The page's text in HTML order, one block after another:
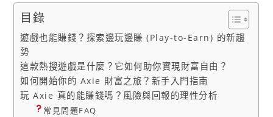
目錄
遊戲也能賺錢？探索邊玩邊賺 (Play-to-Earn) 的新趨
勢
這款熱搜遊戲是什麼？它如何助你實現財富自由？
如何開始你的 Axie 財富之旅？新手入門指南
玩 Axie 真的能賺錢嗎？風險與回報的理性分析
常見問題FAQ